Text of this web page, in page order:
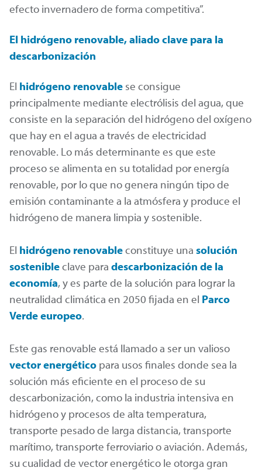
efecto invernadero de forma competitiva”.
El hidrógeno renovable, aliado clave para la
descarbonización
El hidrógeno renovable se consigue
principalmente mediante electrólisis del agua, que
consiste en la separación del hidrógeno del oxígeno
que hay en el agua a través de electricidad
renovable. Lo más determinante es que este
proceso se alimenta en su totalidad por energía
renovable, por lo que no genera ningún tipo de
emisión contaminante a la atmósfera y produce el
hidrógeno de manera limpia y sostenible.
El hidrógeno renovableconstituye una solución
sostenibleclave para descarbonización de la
economía, y es parte de la solución para lograr la
neutralidad climática en 2050 fijada en el Parco
Verde europeo.
Este gas renovable está llamado a ser un valioso
vector energético para usos finales donde sea la
solución más eficiente en el proceso de su
descarbonización, como la industria intensiva en
hidrógeno y procesos de alta temperatura,
transporte pesado de larga distancia, transporte
marítimo, transporte ferroviario o aviación. Además,
su cualidad de vector energético le otorga gran